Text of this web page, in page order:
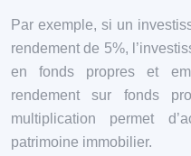
Par exemple, si un
rendement de 5%,
en fonds propres et
rendement sur fonds
multiplication permet
patrimoine immobilier.